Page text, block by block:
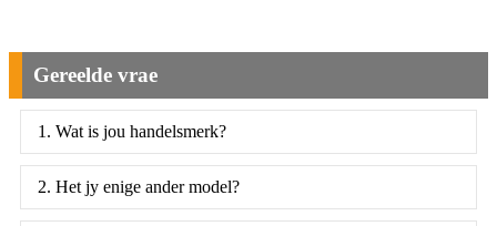
Gereelde vrae
1. Wat is jou handelsmerk?
2. Het jy enige ander model?